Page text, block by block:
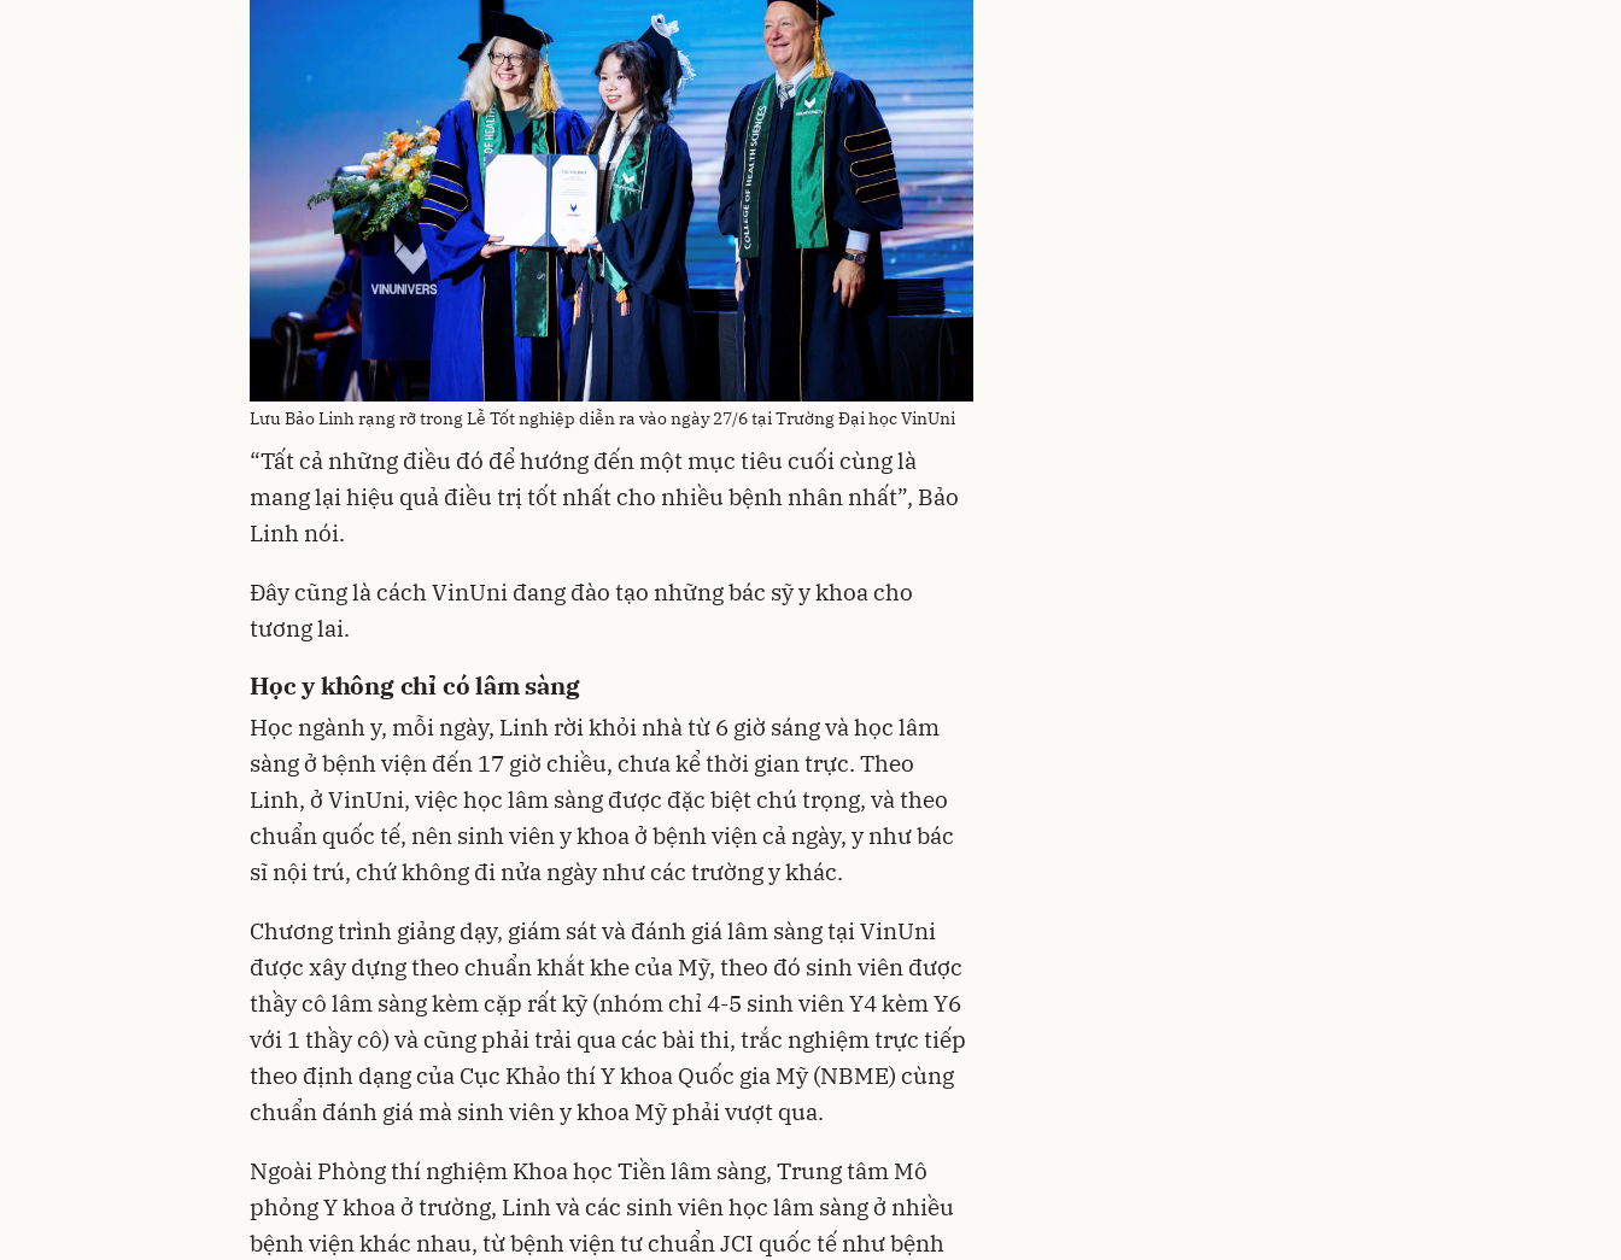
Lưu Bảo Linh rạng rỡ trong Lễ Tốt nghiệp diễn ra vào ngày 27/6 tại Trường Đại học VinUni
“Tất cả những điều đó để hướng đến một mục tiêu cuối cùng là
mang lại hiệu quả điều trị tốt nhất cho nhiều bệnh nhân nhất”, Bảo
Linh nói.
Đây cũng là cách VinUni đang đào tạo những bác sỹ y khoa cho
tương lai.
Học y không chỉ có lâm sàng
Học ngành y, mỗi ngày, Linh rời khỏi nhà từ 6 giờ sáng và học lâm
sàng ở bệnh viện đến 17 giờ chiều, chưa kể thời gian trực. Theo
Linh, ở VinUni, việc học lâm sàng được đặc biệt chú trọng, và theo
chuẩn quốc tế, nên sinh viên y khoa ở bệnh viện cả ngày, y như bác
sĩ nội trú, chứ không đi nửa ngày như các trường y khác.
Chương trình giảng dạy, giám sát và đánh giá lâm sàng tại VinUni
được xây dựng theo chuẩn khắt khe của Mỹ, theo đó sinh viên được
thầy cô lâm sàng kèm cặp rất kỹ (nhóm chỉ 4-5 sinh viên Y4 kèm Y6
với 1 thầy cô) và cũng phải trải qua các bài thi, trắc nghiệm trực tiếp
theo định dạng của Cục Khảo thí Y khoa Quốc gia Mỹ (NBME) cùng
chuẩn đánh giá mà sinh viên y khoa Mỹ phải vượt qua.
Ngoài Phòng thí nghiệm Khoa học Tiền lâm sàng, Trung tâm Mô
phỏng Y khoa ở trường, Linh và các sinh viên học lâm sàng ở nhiều
bệnh viện khác nhau, từ bệnh viện tư chuẩn JCI quốc tế như bệnh